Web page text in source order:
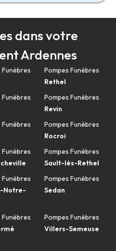
dans votre
Ardennes
Funèbres
Funèbres
Funèbres
Funèbres
Funèbres
Notre-
Funèbres
Pompes Funèbres
Rethel
Pompes Funèbres
Revin
Pompes Funèbres
Rocroi
Pompes Funèbres
Sault-lès-Rethel
Pompes Funèbres
Sedan
Pompes Funèbres
Villers-Semeuse